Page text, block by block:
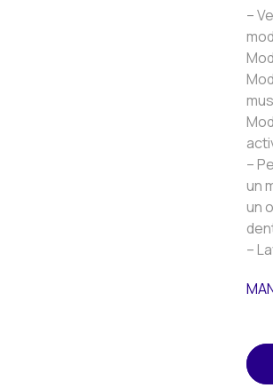
–
–
un
un
–